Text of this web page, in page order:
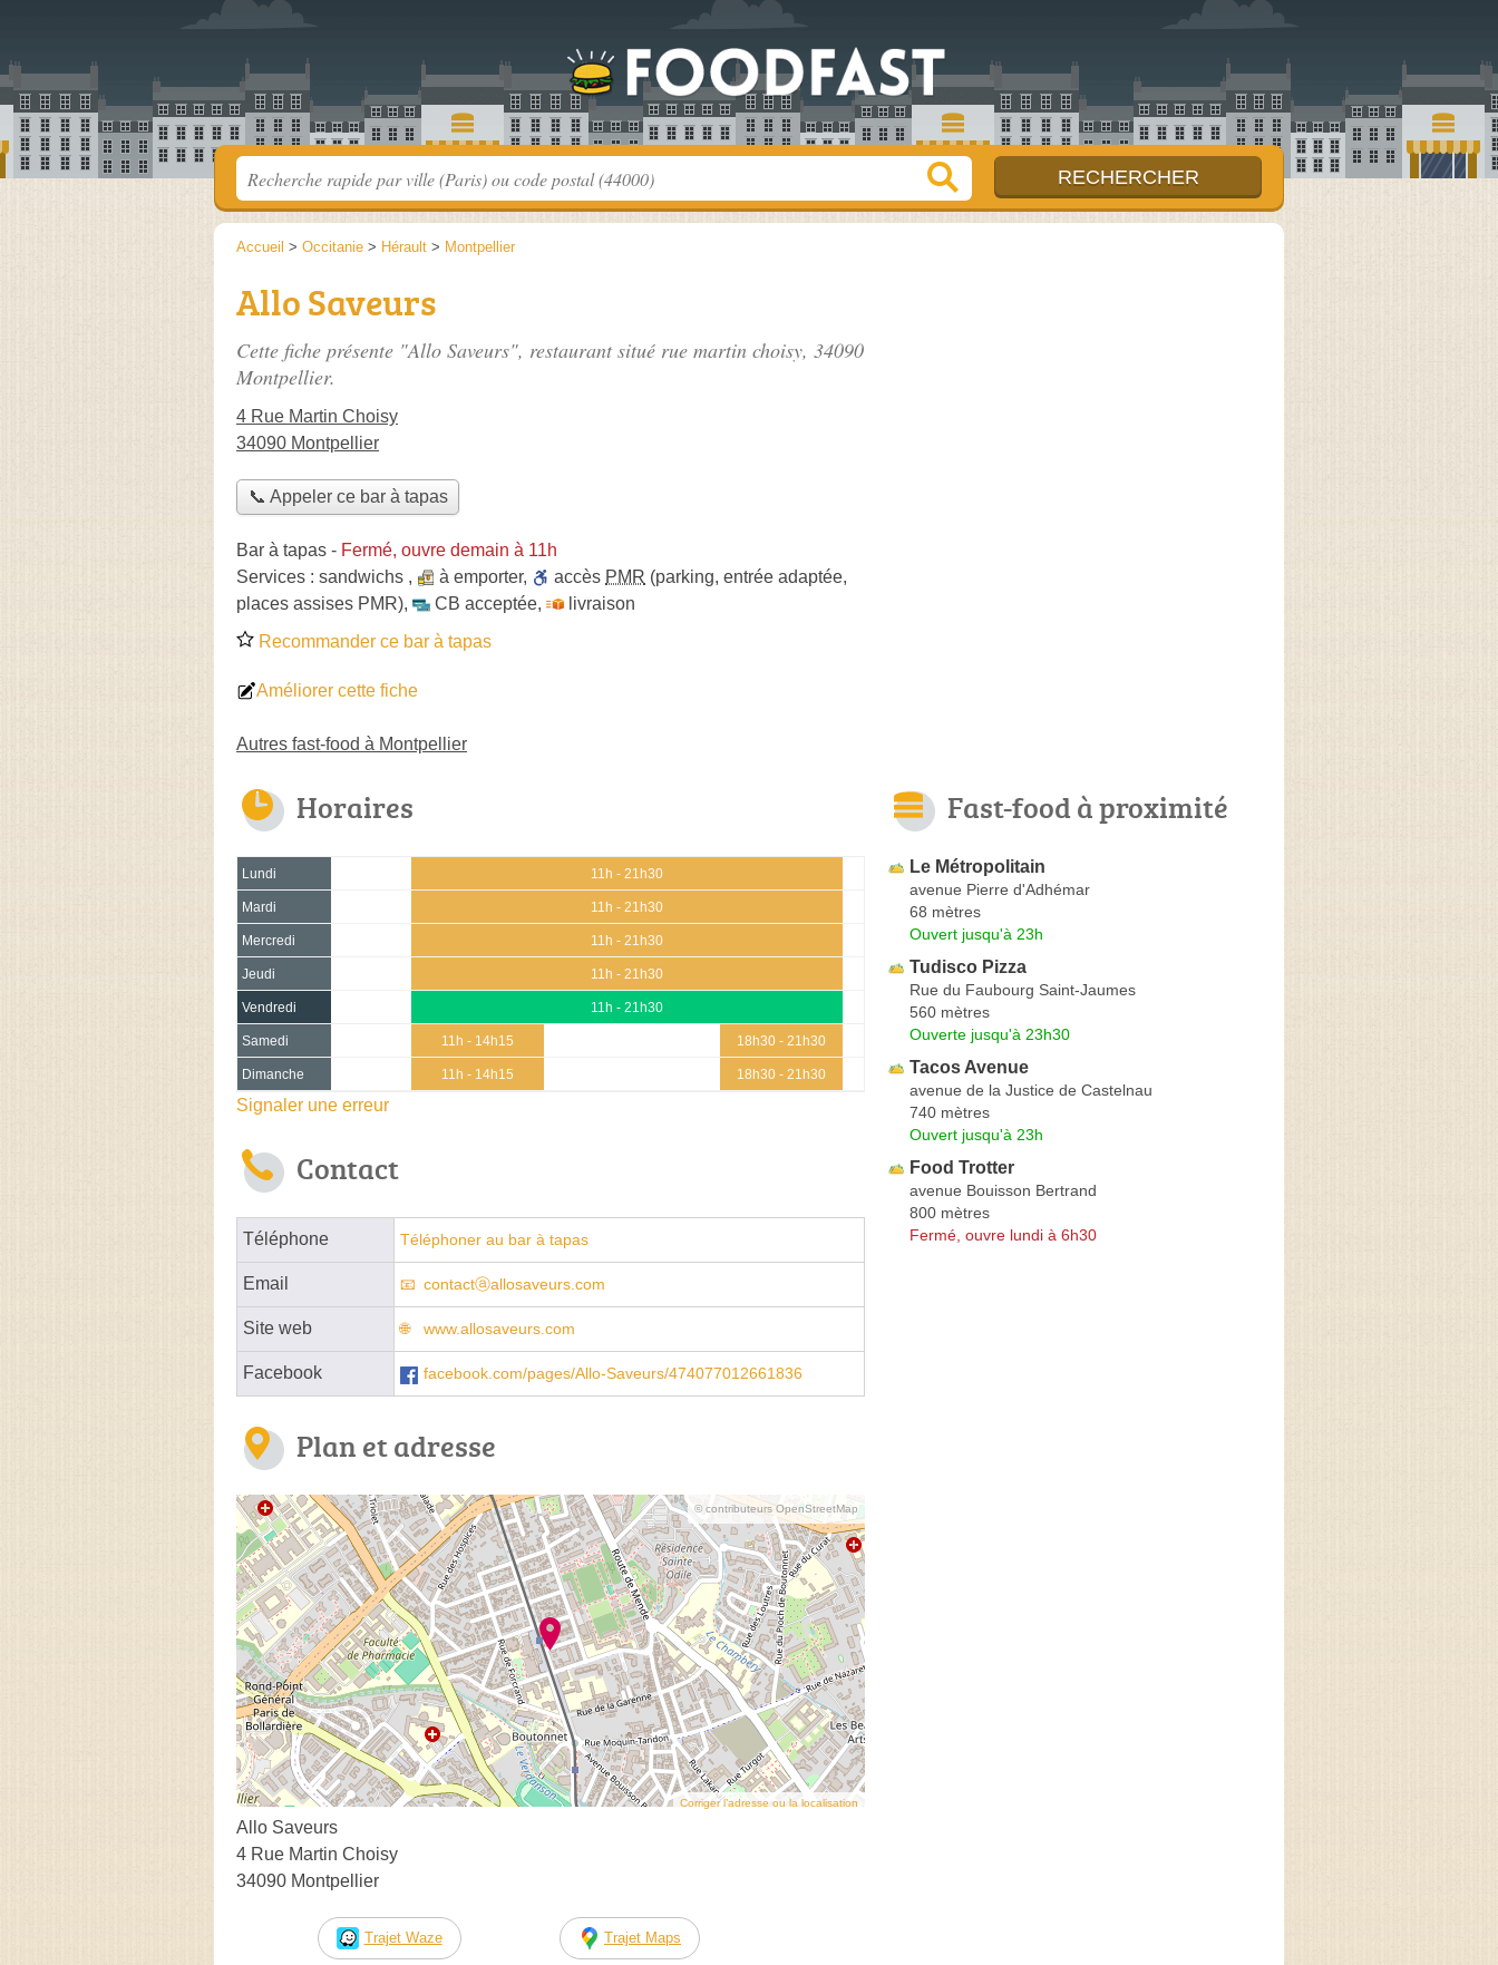
Accueil > Occitanie > Hérault > Montpellier
Allo Saveurs
Cette fiche présente "Allo Saveurs", restaurant situé rue martin choisy, 34090
Montpellier.
4 Rue Martin Choisy
34090 Montpellier
📞 Appeler ce bar à tapas
Bar à tapas - Fermé, ouvre demain à 11h
Services : sandwichs , à emporter, accès PMR (parking, entrée adaptée,
places assises PMR), CB acceptée,
livraison
Recommander ce bar à tapas
Améliorer cette fiche
Autres fast-food à Montpellier
Horaires
Lundi 11h - 21h30
Mardi 11h - 21h30
Mercredi 11h - 21h30
Jeudi 11h - 21h30
Vendredi 11h - 21h30
Samedi 11h - 14h15 18h30 - 21h30
Dimanche 11h - 14h15 18h30 - 21h30
Signaler une erreur
Contact
Téléphone Téléphoner au bar à tapas
Email contactⓐallosaveurs.com
Site web www.allosaveurs.com
Facebook facebook.com/pages/Allo-Saveurs/474077012661836
Plan et adresse
© contributeurs OpenStreetMap
Corriger l’adresse ou la localisation
Allo Saveurs
4 Rue Martin Choisy
34090 Montpellier
Trajet Waze Trajet Maps
Fast-food à proximité
Le Métropolitain
avenue Pierre d'Adhémar
68 mètres
Ouvert jusqu'à 23h
Tudisco Pizza
Rue du Faubourg Saint-Jaumes
560 mètres
Ouverte jusqu'à 23h30
Tacos Avenue
avenue de la Justice de Castelnau
740 mètres
Ouvert jusqu'à 23h
Food Trotter
avenue Bouisson Bertrand
800 mètres
Fermé, ouvre lundi à 6h30